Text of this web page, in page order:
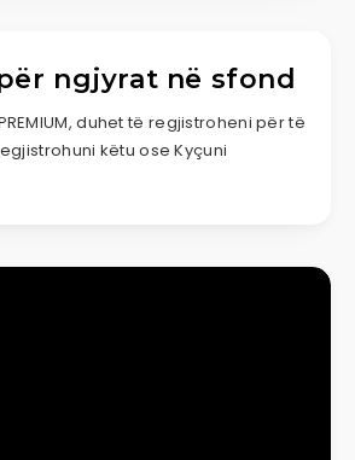
ngjyrat në sfond
duhet të regjistroheni për të
këtu ose Kyçuni